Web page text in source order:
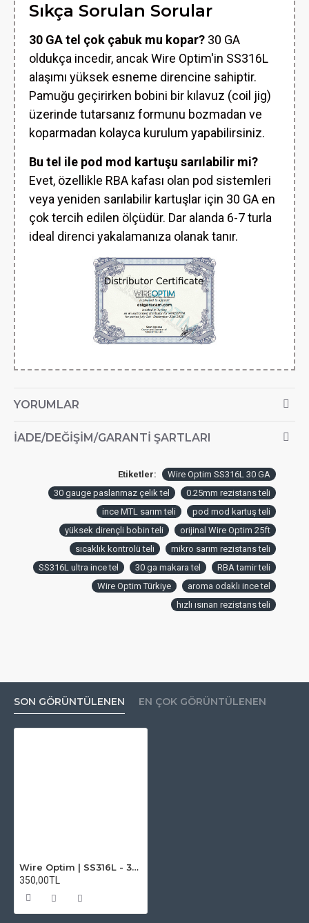
Sıkça Sorulan Sorular
30 GA tel çok çabuk mu kopar? 30 GA
oldukça incedir, ancak Wire Optim'in SS316L
alaşımı yüksek esneme direncine sahiptir.
Pamuğu geçirirken bobini bir kılavuz (coil jig)
üzerinde tutarsanız formunu bozmadan ve
koparmadan kolayca kurulum yapabilirsiniz.
Bu tel ile pod mod kartuşu sarılabilir mi?
Evet, özellikle RBA kafası olan pod sistemleri
veya yeniden sarılabilir kartuşlar için 30 GA en
çok tercih edilen ölçüdür. Dar alanda 6-7 turla
ideal direnci yakalamanıza olanak tanır.
YORUMLAR
İADE/DEĞIŞIM/GARANTI ŞARTLARI
Etiketler:
Wire Optim SS316L 30 GA
30 gauge paslanmaz çelik tel
0.25mm rezistans teli
ince MTL sarım teli
pod mod kartuş teli
yüksek dirençli bobin teli
orijinal Wire Optim 25ft
sıcaklık kontrolü teli
mikro sarım rezistans teli
SS316L ultra ince tel
30 ga makara tel
RBA tamir teli
Wire Optim Türkiye
aroma odaklı ince tel
hızlı ısınan rezistans teli
SON GÖRÜNTÜLENEN EN ÇOK GÖRÜNTÜLENEN
Wire Optim | SS316L - 30 GA Makara Rezistans Teli - 25 FT - Orijinal
350,00TL